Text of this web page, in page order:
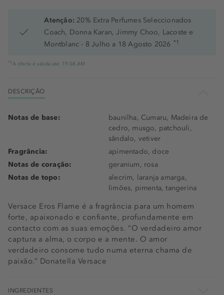
Atenção: 20% Extra Perfumes Seleccionados
Coach, Donna Karan, Jimmy Choo, Lacoste e
Montblanc - 8 Julho a 18 Agosto 2026 *1
*1 A oferta é válida até: 19.08.AM
DESCRIÇÃO
Versace Eros Flame é a fragrância para um homem
forte, apaixonado e confiante, profundamente em
contacto com as suas emoções. “O verdadeiro amor
captura a alma, o corpo e a mente. O amor
verdadeiro consome tudo numa eterna chama de
paixão.” Donatella Versace
Notas de base:
baunilha, Cumaru, Madeira de
cedro, musgo, patchouli,
sândalo, vetiver
Fragrância:
apimentado, doce
Notas de coração:
geranium, rosa
Notas de topo:
alecrim, laranja amarga,
limões, pimenta, tangerina
INGREDIENTES